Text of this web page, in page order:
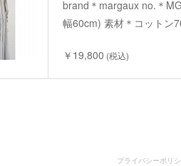
brand＊margaux no.＊
幅60cm) 素材＊コットン
￥19,800 (税込)
プライバシーポリ